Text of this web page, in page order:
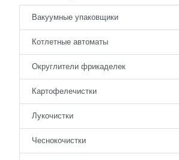
Вакуумные упаковщики
Котлетные автоматы
Округлители фрикаделек
Картофелечистки
Лукочистки
Чеснокочистки